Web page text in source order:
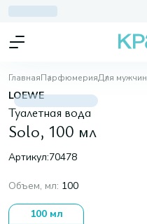
ГлавнаяПарфюмерияДля мужчин
LOEWE
Туалетная вода
Solo, 100 мл
Артикул:70478
Объем, мл: 100
100 мл